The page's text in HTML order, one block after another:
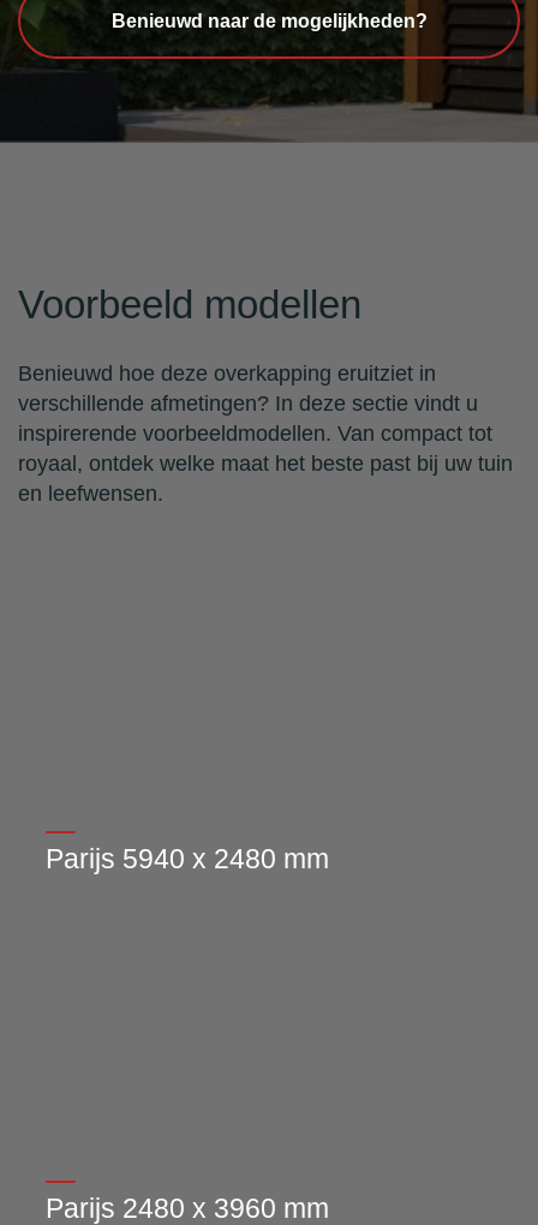
Benieuwd naar de mogelijkheden?
Voorbeeld modellen
Benieuwd hoe deze overkapping eruitziet in
verschillende afmetingen? In deze sectie vindt u
inspirerende voorbeeldmodellen. Van compact tot
royaal, ontdek welke maat het beste past bij uw tuin
en leefwensen.
Parijs 5940 x 2480 mm
Parijs 2480 x 3960 mm